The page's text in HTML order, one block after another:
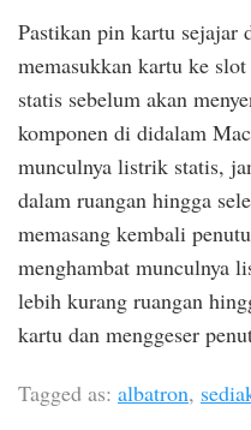
Pastikan pin kartu sejajar
memasukkan kartu ke
statis sebelum akan
komponen di didalam
munculnya listrik statis,
dalam ruangan hingga
memasang kembali
menghambat munculnya
lebih kurang ruangan
kartu dan menggeser
Tagged as: albatron,